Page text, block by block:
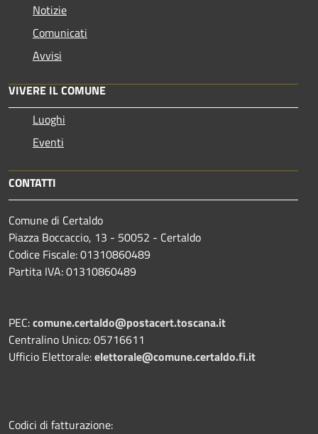
Notizie
Comunicati
Avvisi
VIVERE IL COMUNE
Luoghi
Eventi
CONTATTI
Comune di Certaldo
Piazza Boccaccio, 13 - 50052 - Certaldo
Codice Fiscale: 01310860489
Partita IVA: 01310860489
PEC:comune.certaldo@postacert.toscana.it
Centralino Unico: 05716611
Ufficio Elettorale:elettorale@comune.certaldo.fi.it
Codici di fatturazione: